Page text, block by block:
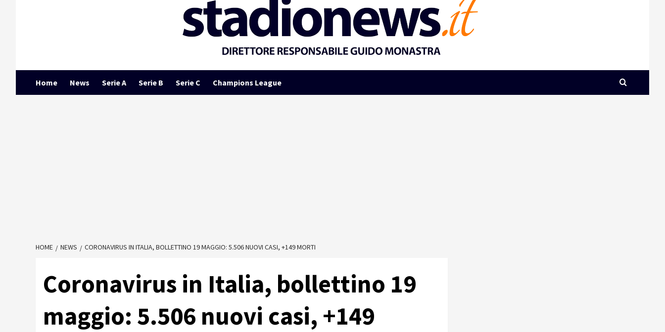
Home News Serie A Serie B Serie C Champions League
HOME NEWS CORONAVIRUS IN ITALIA, BOLLETTINO 19 MAGGIO: 5.506 NUOVI CASI, +149 MORTI
Coronavirus in Italia, bollettino 19
maggio: 5.506 nuovi casi, +149